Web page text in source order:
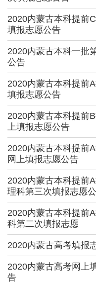
2020内蒙古本科提前
填报志愿公告
2020内蒙古本科一批
公告
2020内蒙古本科提前
填报志愿公告
2020内蒙古本科提前
上填报志愿公告
2020内蒙古本科提前
网上填报志愿公告
2020内蒙古本科提前
理科第三次填报志愿
2020内蒙古本科提前
科第二次填报志愿
2020内蒙古高考填报
2020内蒙古高考网上
告